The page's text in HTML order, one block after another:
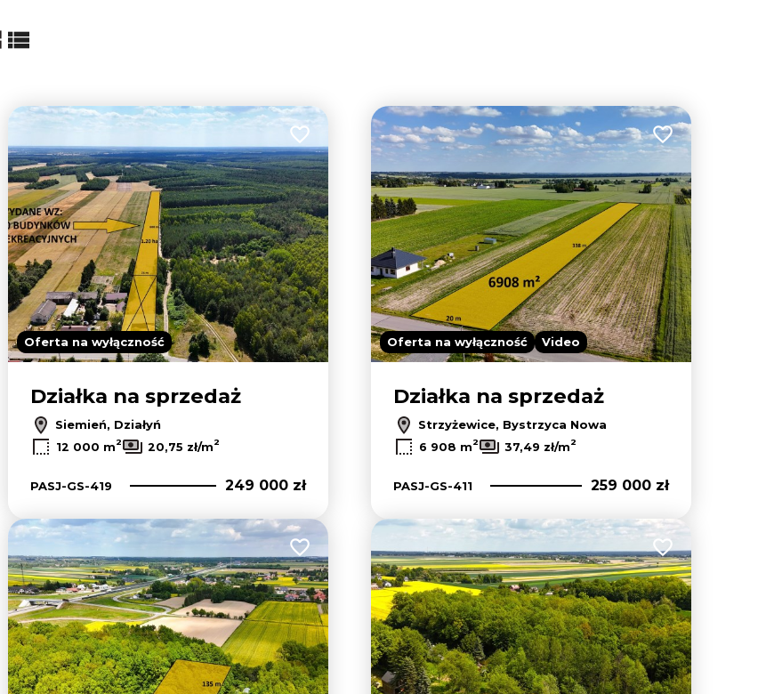
lista
Oferta na wyłączność
Dodaj do ulubionych
Działka na sprzedaż
Siemień, Działyń
12 000 m2 20,75 zł/m2
PASJ-GS-419 249 000 zł
Oferta na wyłączność Video
Dodaj do
Działka na sprzedaż
Strzyżewice, Bystrzyca Nowa
6 908 m2 37,49 zł/m2
PASJ-GS-411 259 000 zł
Dodaj do ulubionych Dodaj do